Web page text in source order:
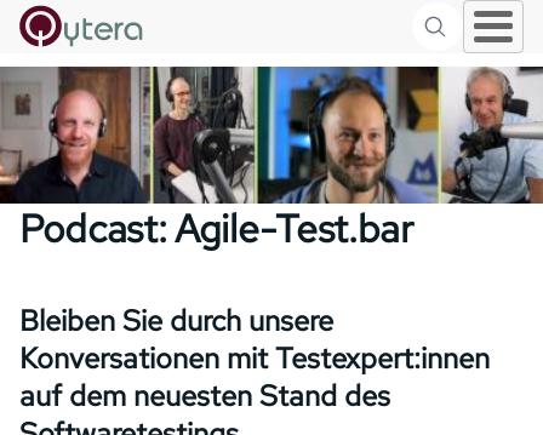
Skip to main content Suche
Podcast: Agile-Test.bar
Bleiben Sie durch unsere
Konversationen mit Testexpert:innen
auf dem neuesten Stand des